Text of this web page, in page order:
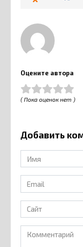
Оцените автора
( Пока оценок нет )
Добавить
Имя
*
Email
*
Сайт
Комментарий